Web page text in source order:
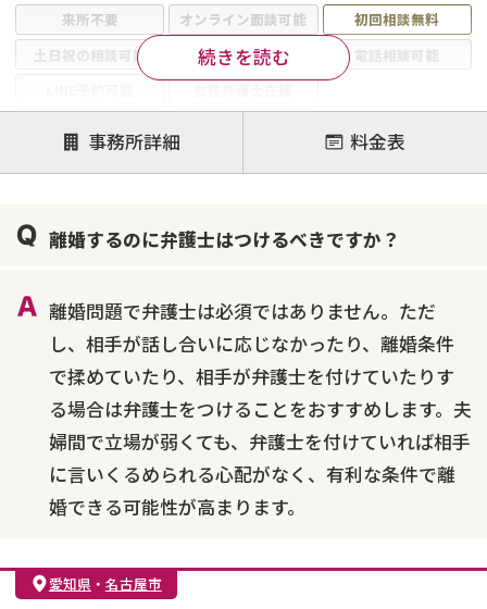
来所不要 オンライン面談可能
初回相談無料
土日祝の相談可能
19時以降電話可能
電話相談可能
注力案件
離婚前相談
離婚調停
離婚裁判
不貞・不倫慰謝料請求
国際離婚
養育費問題
続きを読む
事務所詳細 料金表
離婚するのに弁護士はつけるべきですか？
離婚問題で弁護士は必須ではありません。ただ
し、相手が話し合いに応じなかったり、離婚条件
で揉めていたり、相手が弁護士を付けていたりす
る場合は弁護士をつけることをおすすめします。夫
婦間で立場が弱くても、弁護士を付けていれば相手
に言いくるめられる心配がなく、有利な条件で離
婚できる可能性が高まります。
愛知県 ・ 名古屋市